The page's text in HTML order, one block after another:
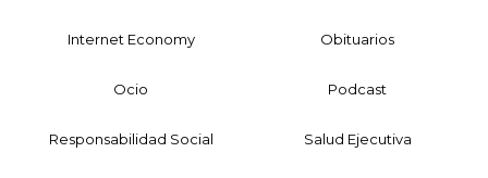
Internet Economy Obituarios
Ocio Podcast
Responsabilidad Social Salud Ejecutiva